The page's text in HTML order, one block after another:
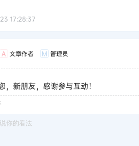
17:28:37
A 文章作者 M 管理员
，新朋友，感谢参与互动！